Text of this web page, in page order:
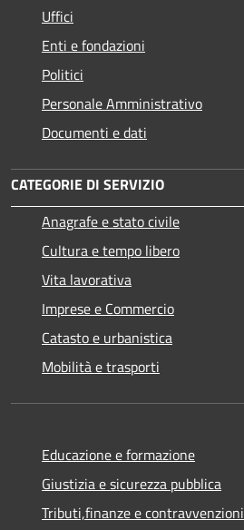
Uffici
Enti e fondazioni
Politici
Personale Amministrativo
Documenti e dati
CATEGORIE DI SERVIZIO
Anagrafe e stato civile
Cultura e tempo libero
Vita lavorativa
Imprese e Commercio
Catasto e urbanistica
Mobilità e trasporti
Educazione e formazione
Giustizia e sicurezza pubblica
Tributi,finanze e contravvenzioni